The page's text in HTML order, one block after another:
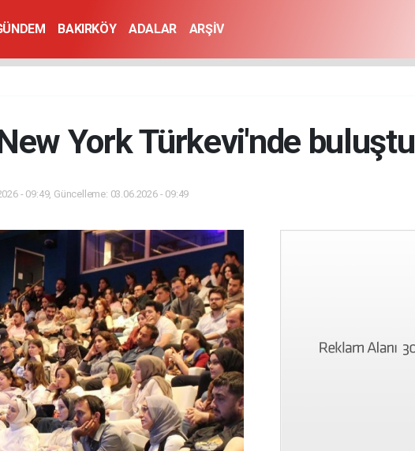
BAKIRKÖY ADALAR ARŞİV
York Türkevi'nde buluştu
- 09:49, Güncelleme: 03.06.2026 - 09:49